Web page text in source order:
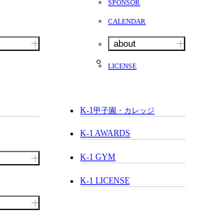
SPONSOR
CALENDAR
about
LICENSE
K-1甲子園・カレッジ
K-1 AWARDS
K-1 GYM
K-1 LICENSE